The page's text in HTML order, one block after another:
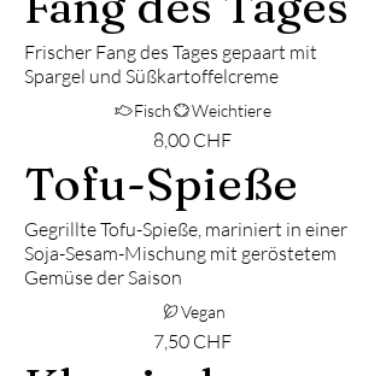
Frischer Fang des Tages gepaart mit
Spargel und Süßkartoffelcreme
8,00 CHF
Fisch Weichtiere
Tofu-Spieße
Gegrillte Tofu-Spieße, mariniert in einer
Soja-Sesam-Mischung mit geröstetem
Gemüse der Saison
7,50 CHF
Vegan